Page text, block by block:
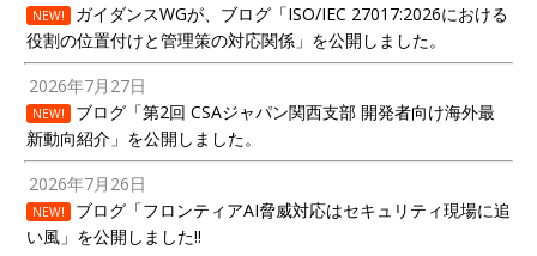
NEW!
ガイダンスWGが、ブログ「ISO/IEC 27017:2026における
役割の位置付けと管理策の対応関係」を公開しました。
2026年7月27日
NEW!
ブログ「第2回 CSAジャパン関西支部 開発者向け海外最
新動向紹介」を公開しました。
2026年7月26日
NEW!
ブログ「フロンティアAI脅威対応はセキュリティ現場に追
い風」を公開しました!!